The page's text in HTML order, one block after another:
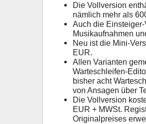
Die Vollversion
nämlich mehr als
Auch die
Musikaufnahmen
Neu ist die Mini-
EUR.
Allen Varianten
Warteschleifen-
bisher acht
von Ansagen über
Die Vollversion
EUR + MWSt.
Originalpreises